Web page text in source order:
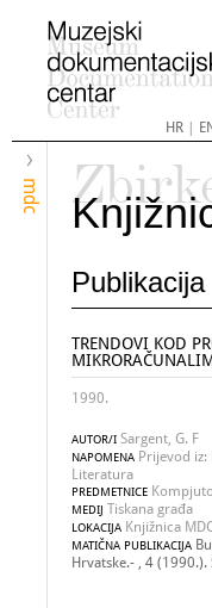
HR|
mdc
Publikacija
TRENDOVI KOD
1990.
AUTOR/I Sargent, G. F
NAPOMENA Prijevod
Literatura
PREDMETNICE
MEDIJ Tiskana građa
LOKACIJA Knjižnica
MATIČNA PUBLIKACIJA
Hrvatske.- , 4 (1990.).